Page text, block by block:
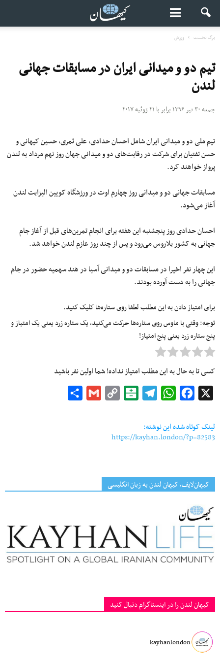
برگ نخست ورزش
تیم دو و میدانی ایران در مسابقات جهانی
لندن
جمعه ۳۰ تیر ۱۳۹۶ برابر با ۲۱ ژوئیه ۲۰۱۷
تیم ملی دو و میدانی ایران شامل احسان حدادی، علی ثمری، حسین کیهانی و
حسن تفتیان برای شرکت در رقابت‌های دو و میدانی جهان روز نهم مرداد به لندن
پرواز خواهند کرد.
مسابقات جهانی دو و میدانی روز چهارم اوت در ورزشگاه کویین الیزابت لندن
آغاز می‌شود.
احسان حدادی روز پنجشنبه این هفته برای انجام تمرین‌های قبل از آغاز جام
جهانی به کشور بلاروس می‌رود و پس از چند روز عازم لندن خواهد شد.
این چهار نفر اخیرا در مسابقات دو و میدانی آسیا در هند سهمیه حضور در جام
جهانی را به دست آورده بودند.
برای امتیاز دادن به این مطلب لطفا روی ستاره‌ها کلیک کنید.
توجه: وقتی با ماوس روی ستاره‌ها حرکت می‌کنید، یک ستاره زرد یعنی یک امتیاز و
پنج ستاره زرد یعنی پنج امتیاز!
کسی تا به حال به این مطلب امتیاز نداده! شما اولین نفر باشید
Facebook
WhatsApp
Telegram
Balatarin
Copy
Gmail
لینک کوتاه شده این نوشته:
https://kayhan.london/?p=82583
کیهان‌لایف، کیهان لندن به زبان انگلیسی
کیهان لندن را در اینستاگرام دنبال کنید
kayhanlondon